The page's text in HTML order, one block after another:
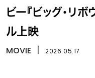
ビー『ビッグ・リ
ル上映
MOVIE 2026.05.17